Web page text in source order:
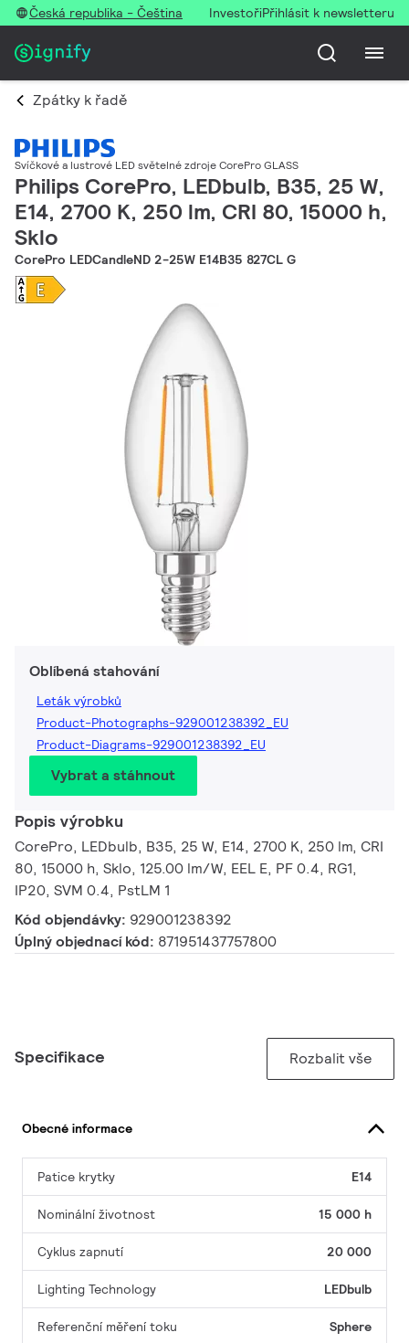
Česká republika - Čeština InvestořiPřihlásit k newsletteru
Zpátky k řadě
Svíčkové a lustrové LED světelné zdroje CorePro GLASS
Philips CorePro, LEDbulb, B35, 25 W,
E14, 2700 K, 250 lm, CRI 80, 15000 h,
Sklo
CorePro LEDCandleND 2-25W E14B35 827CL G
Oblíbená stahování
Leták výrobků
Product-Photographs-929001238392_EU
Product-Diagrams-929001238392_EU
Vybrat a stáhnout
Popis výrobku
CorePro, LEDbulb, B35, 25 W, E14, 2700 K, 250 lm, CRI
80, 15000 h, Sklo, 125.00 lm/W, EEL E, PF 0.4, RG1,
IP20, SVM 0.4, PstLM 1
Kód objendávky: 929001238392
Úplný objednací kód: 871951437757800
Specifikace Rozbalit vše
Obecné informace
Patice krytky E14
Nominální životnost 15 000 h
Cyklus zapnutí 20 000
Lighting Technology LEDbulb
Referenční měření toku Sphere